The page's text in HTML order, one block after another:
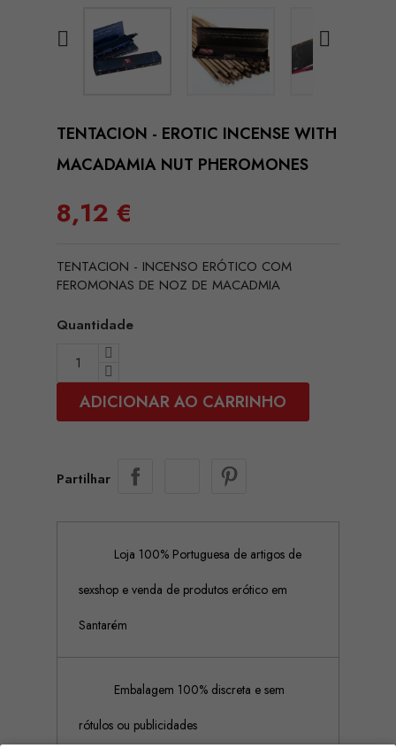
 
TENTACION - EROTIC INCENSE WITH
MACADAMIA NUT PHEROMONES
8,12 €
TENTACION - INCENSO ERÓTICO COM
FEROMONAS DE NOZ DE MACADMIA
Quantidade
ADICIONAR AO CARRINHO
Partilhar
Loja 100% Portuguesa de artigos de
sexshop e venda de produtos erótico em
Santarém
Embalagem 100% discreta e sem
rótulos ou publicidades